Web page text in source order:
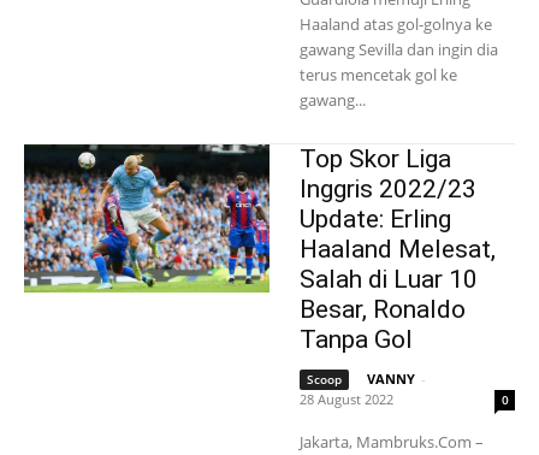
Haaland atas gol-golnya ke
gawang Sevilla dan ingin dia
terus mencetak gol ke
gawang...
Top Skor Liga
Inggris 2022/23
Update: Erling
Haaland Melesat,
Salah di Luar 10
Besar, Ronaldo
Tanpa Gol
Scoop VANNY -
28 August 2022
0
Jakarta, Mambruks.Com –